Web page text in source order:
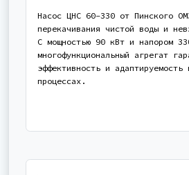
Насос ЦНС 60-330 от Пинского
перекачивания чистой воды и
С мощностью 90 кВт и напором
многофункциональный агрегат
эффективность и
процессах.